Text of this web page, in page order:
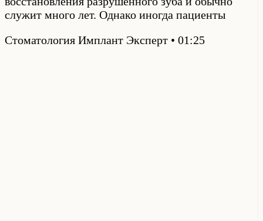
служит много лет. Однако иногда пациенты
Стоматология Имплант Эксперт
01:25